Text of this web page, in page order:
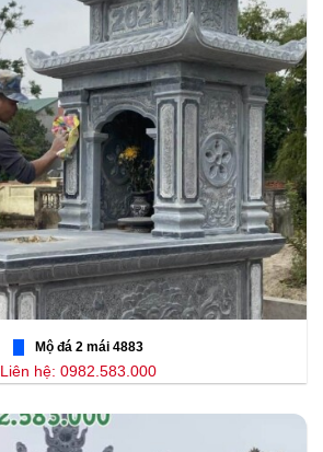
Mộ đá 2 mái 4883
Liên hệ: 0982.583.000